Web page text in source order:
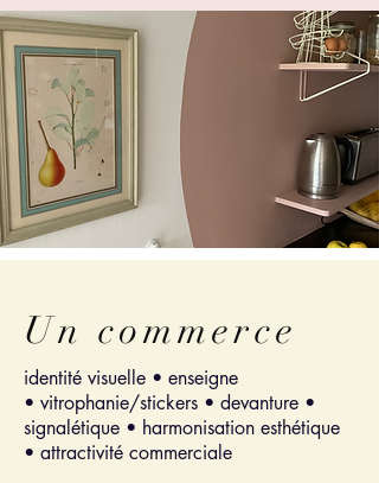
Un commerce
identité visuelle • enseigne
• vitrophanie/stickers • devanture •
signalétique • harmonisation esthétique
• attractivité commerciale